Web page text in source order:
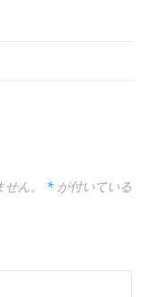
ん。 * が付いている